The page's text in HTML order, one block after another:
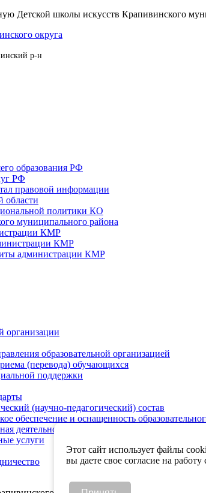
Детской школы искусств Крапивинского
р-н
образования РФ
РФ
правовой информации
области
политики КО
муниципального района
КМР
КМР
администрации КМР
организации
образовательной организацией
(перевода) обучающихся
поддержки
(научно-педагогический) состав
обеспечение и оснащенность
деятельность
услуги
Этот сайт использует файлы
вы даете свое согласие на